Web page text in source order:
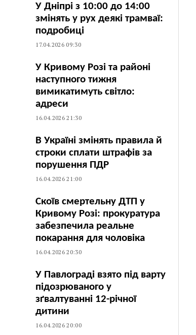
У Дніпрі з 10:00 до 14:00
змінять у рух деякі трамваї:
подробиці
17.04.2026 09:30
У Кривому Розі та районі
наступного тижня
вимикатимуть світло:
адреси
16.04.2026 21:30
В Україні змінять правила й
строки сплати штрафів за
порушення ПДР
16.04.2026 21:00
Скоїв смертельну ДТП у
Кривому Розі: прокуратура
забезпечила реальне
покарання для чоловіка
16.04.2026 20:30
У Павлограді взято під варту
підозрюваного у
зґвалтуванні 12-річної
дитини
16.04.2026 20:00